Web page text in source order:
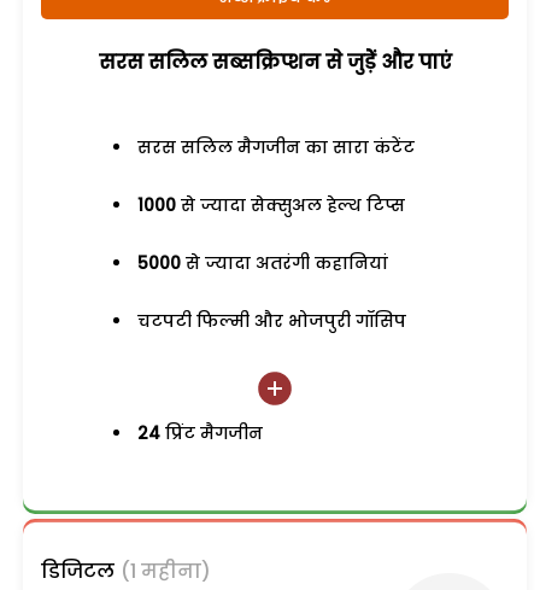
सरस सलिल सब्सक्रिप्शन से जुड़ेें और पाएं
सरस सलिल मैगजीन का सारा कंटेंट
1000 से ज्यादा सेक्सुअल हेल्थ टिप्स
5000 से ज्यादा अतरंगी कहानियां
चटपटी फिल्मी और भोजपुरी गॉसिप
24 प्रिंट मैगजीन
डिजिटल (1 महीना)